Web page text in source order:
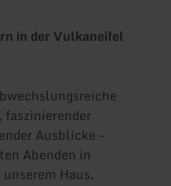
in der Vulkaneifel
Ausblicke –
Abenden in
Haus.